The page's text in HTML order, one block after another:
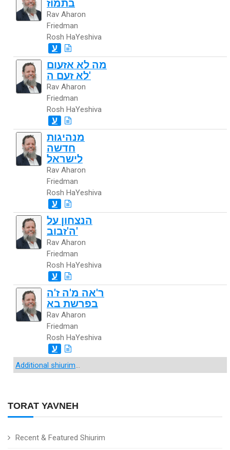
TORAT YAVNEH
Recent & Featured Shiurim
בתמוז
Rav Aharon
Friedman
Rosh HaYeshiva
ע
מה לא אזעום
לא זעם ה'
Rav Aharon
Friedman
Rosh HaYeshiva
ע
מנהיגות
חדשה
לישראל
Rav Aharon
Friedman
Rosh HaYeshiva
ע
הנצחון על
ה'זבוב'
Rav Aharon
Friedman
Rosh HaYeshiva
ע
ר'אה מ'ה ז'ה
בפרשת בא
Rav Aharon
Friedman
Rosh HaYeshiva
ע
Additional shiurim...